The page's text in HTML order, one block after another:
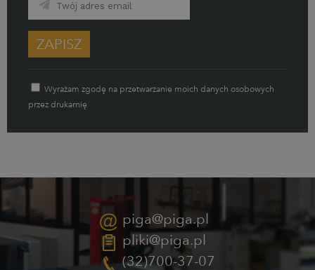
ZAPISZ
Wyrażam zgodę na przetwarzanie moich danych osobowych
przez drukarnię
piga@piga.pl
pliki@piga.pl
(32)700-37-07